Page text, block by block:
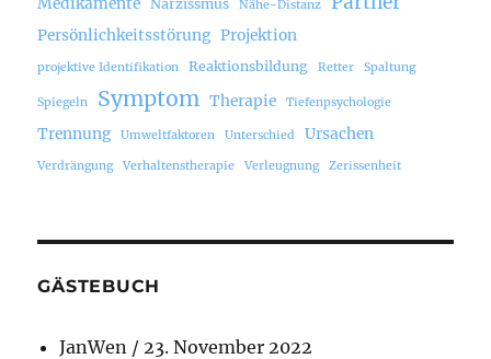
Narzissmus Nähe-Distanz
Persönlichkeitsstörung Projektion
projektive Identifikation Reaktionsbildung Retter Spaltung
Spiegeln Symptom Therapie Tiefenpsychologie
Trennung Umweltfaktoren Unterschied Ursachen
Verdrängung Verhaltenstherapie Verleugnung Zerissenheit
GÄSTEBUCH
JanWen / 23. November 2022